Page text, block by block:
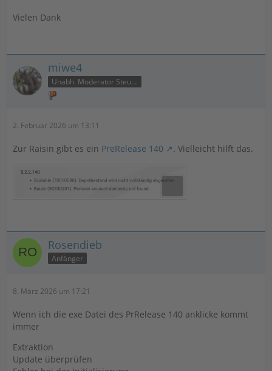
Vielen Dank
miwe4
Unabh. Moderator Steuer
2. Februar 2026 um 13:11
Zur Raisin gibt es ein PreRelease 140 . Vielleicht hilft das.
Rosendieb
Anfänger
8. März 2026 um 17:21
Wenn ich die exe Datei des PrRelease 140 anklicke kommt
immer
Extraktion
Update überprüfen